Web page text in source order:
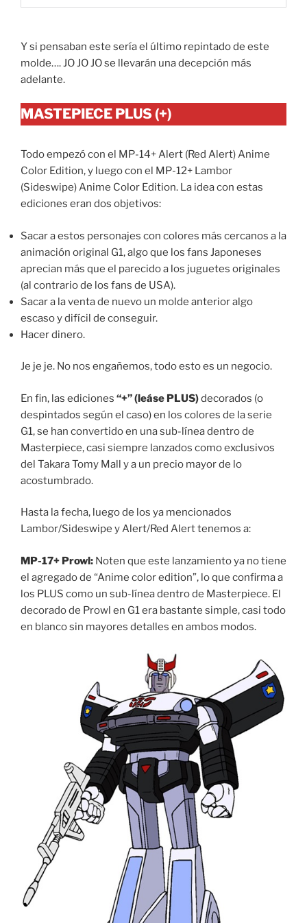
Y si pensaban este sería el último repintado de este
molde…. JO JO JO se llevarán una decepción más
adelante.
MASTEPIECE PLUS (+)
Todo empezó con el MP-14+ Alert (Red Alert) Anime
Color Edition, y luego con el MP-12+ Lambor
(Sideswipe) Anime Color Edition. La idea con estas
ediciones eran dos objetivos:
Sacar a estos personajes con colores más cercanos a la
animación original G1, algo que los fans Japoneses
aprecian más que el parecido a los juguetes originales
(al contrario de los fans de USA).
Sacar a la venta de nuevo un molde anterior algo
escaso y difícil de conseguir.
Hacer dinero.
Je je je. No nos engañemos, todo esto es un negocio.
En fin, las ediciones “+” (leáse PLUS)decorados (o
despintados según el caso) en los colores de la serie
G1, se han convertido en una sub-línea dentro de
Masterpiece, casi siempre lanzados como exclusivos
del Takara Tomy Mall y a un precio mayor de lo
acostumbrado.
Hasta la fecha, luego de los ya mencionados
Lambor/Sideswipe y Alert/Red Alert tenemos a:
MP-17+ Prowl: Noten que este lanzamiento ya no tiene
el agregado de “Anime color edition”, lo que confirma a
los PLUS como un sub-línea dentro de Masterpiece. El
decorado de Prowl en G1 era bastante simple, casi todo
en blanco sin mayores detalles en ambos modos.